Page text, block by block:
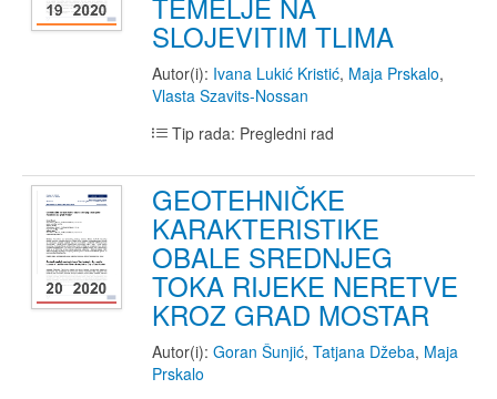
SLOJEVITIM TLIMA
Autor(i): Ivana Lukić Kristić, Maja Prskalo,
Vlasta Szavits-Nossan
Tip rada: Pregledni rad
GEOTEHNIČKE
KARAKTERISTIKE
OBALE SREDNJEG
TOKA RIJEKE NERETVE
KROZ GRAD MOSTAR
Autor(i): Goran Šunjić, Tatjana Džeba, Maja
Prskalo